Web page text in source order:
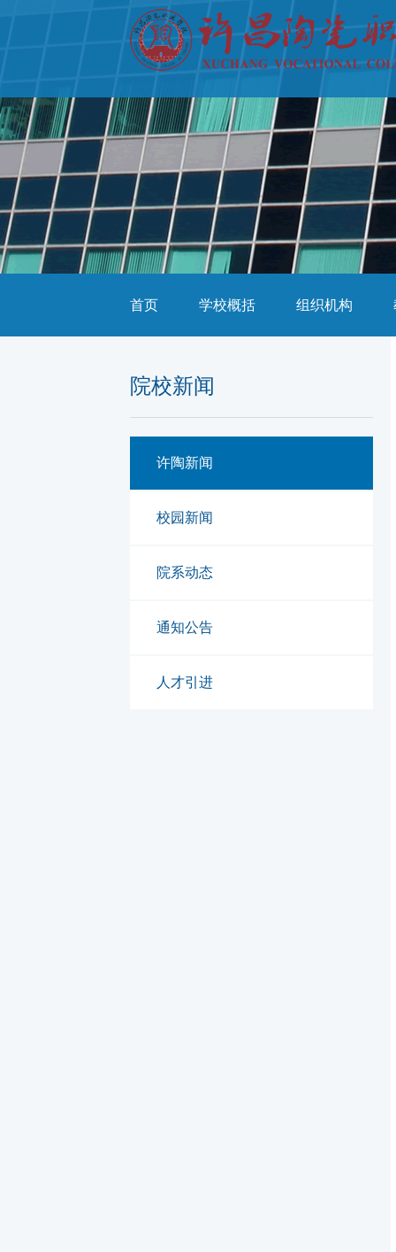
首页 学校概括 组织机构
院校新闻
许陶新闻
校园新闻
院系动态
通知公告
人才引进